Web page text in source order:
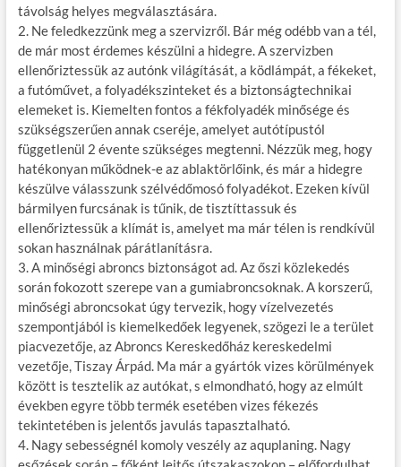
távolság helyes megválasztására.
2. Ne feledkezzünk meg a szervizről. Bár még odébb van a tél,
de már most érdemes készülni a hidegre. A szervizben
ellenőriztessük az autónk világítását, a ködlámpát, a fékeket,
a futóművet, a folyadékszinteket és a biztonságtechnikai
elemeket is. Kiemelten fontos a fékfolyadék minősége és
szükségszerűen annak cseréje, amelyet autótípustól
függetlenül 2 évente szükséges megtenni. Nézzük meg, hogy
hatékonyan működnek-e az ablaktörlőink, és már a hidegre
készülve válasszunk szélvédőmosó folyadékot. Ezeken kívül
bármilyen furcsának is tűnik, de tisztíttassuk és
ellenőriztessük a klímát is, amelyet ma már télen is rendkívül
sokan használnak párátlanításra.
3. A minőségi abroncs biztonságot ad. Az őszi közlekedés
során fokozott szerepe van a gumiabroncsoknak. A korszerű,
minőségi abroncsokat úgy tervezik, hogy vízelvezetés
szempontjából is kiemelkedőek legyenek, szögezi le a terület
piacvezetője, az Abroncs Kereskedőház kereskedelmi
vezetője, Tiszay Árpád. Ma már a gyártók vizes körülmények
között is tesztelik az autókat, s elmondható, hogy az elmúlt
években egyre több termék esetében vizes fékezés
tekintetében is jelentős javulás tapasztalható.
4. Nagy sebességnél komoly veszély az aquplaning. Nagy